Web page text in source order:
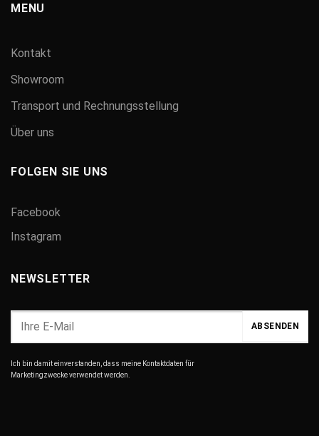
MENU
Kontakt
Showroom
Transport und Rechnungsstellung
Über uns
FOLGEN SIE UNS
Facebook
Instagram
NEWSLETTER
Ich bin damit einverstanden, dass meine Kontaktdaten für
Marketingzwecke verwendet werden.